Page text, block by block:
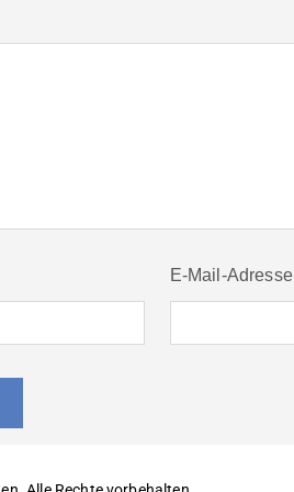
E-Mail-Adresse